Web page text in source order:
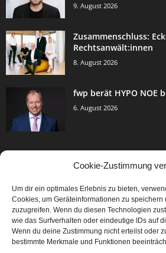
Cookie-Zustimmung
Um dir ein optimales Erlebnis zu bieten,
Cookies, um Geräteinformationen zu speichern
zuzugreifen. Wenn du diesen Technologien
wie das Surfverhalten oder eindeutige IDs auf
Wenn du deine Zustimmung nicht erteilst oder
bestimmte Merkmale und Funktionen
9. August 2026
Zusammenschluss:
Rechtsanwält:innen
8. August 2026
fwp berät HYPO NOE
6. August 2026
Events & Success
Breaking News
Aktuelles
Featured Article